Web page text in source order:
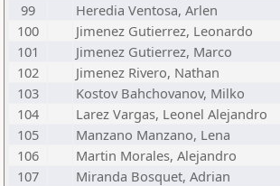
99
Heredia Ventosa, Arlen
100
Jimenez Gutierrez, Leonardo
101
Jimenez Gutierrez, Marco
102
Jimenez Rivero, Nathan
103
Kostov Bahchovanov, Milko
104
Larez Vargas, Leonel Alejandro
105
Manzano Manzano, Lena
106
Martin Morales, Alejandro
107
Miranda Bosquet, Adrian